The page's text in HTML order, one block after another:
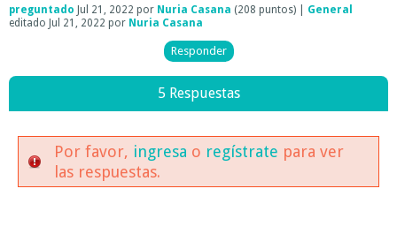
preguntado Jul 21, 2022 por Nuria Casana (208 puntos)
General
editado Jul 21, 2022 por Nuria Casana
5 Respuestas
Por favor, ingresa o regístrate para ver
las respuestas.